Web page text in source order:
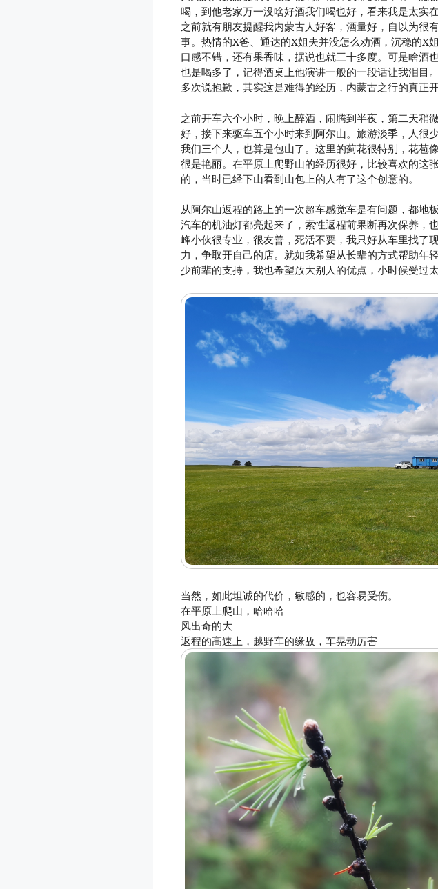
喝，到他老家万一没啥好酒我们喝也好，看来我是太实在
之前就有朋友提醒我内蒙古人好客，酒量好，自以为很
事。热情的X爸、通达的X姐夫并没怎么劝酒，沉稳的X
口感不错，还有果香味，据说也就三十多度。可是啥酒
也是喝多了，记得酒桌上他演讲一般的一段话让我泪目
多次说抱歉，其实这是难得的经历，内蒙古之行的真正开
之前开车六个小时，晚上醉酒，闹腾到半夜，第二天稍
好，接下来驱车五个小时来到阿尔山。旅游淡季，人很
我们三个人，也算是包山了。这里的蓟花很特别，花苞
很是艳丽。在平原上爬野山的经历很好，比较喜欢的这
的，当时已经下山看到山包上的人有了这个创意的。
从阿尔山返程的路上的一次超车感觉车是有问题，都地
汽车的机油灯都亮起来了，索性返程前果断再次保养，
峰小伙很专业，很友善，死活不要，我只好从车里找了
力，争取开自己的店。就如我希望从长辈的方式帮助年
少前辈的支持，我也希望放大别人的优点，小时候受过太
当然，如此坦诚的代价，敏感的，也容易受伤。
在平原上爬山，哈哈哈
风出奇的大
返程的高速上，越野车的缘故，车晃动厉害